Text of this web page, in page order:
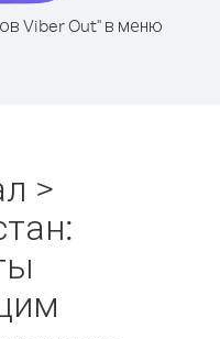
Viber Out" в меню
>